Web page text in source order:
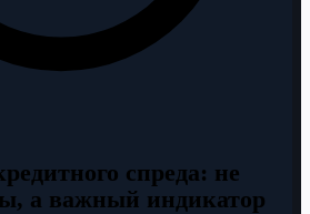
спреда: не
а важный индикатор